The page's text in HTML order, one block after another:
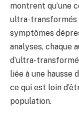
montrent qu’une
ultra-transformés
symptômes
analyses, chaque
d’ultra-
liée à une hausse
ce qui est loin
population.